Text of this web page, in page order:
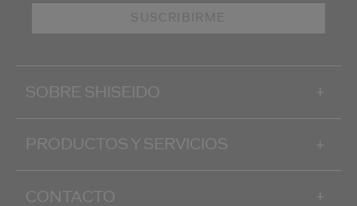
SUSCRIBIRME
SOBRE SHISEIDO +
PRODUCTOS Y SERVICIOS +
CONTACTO +